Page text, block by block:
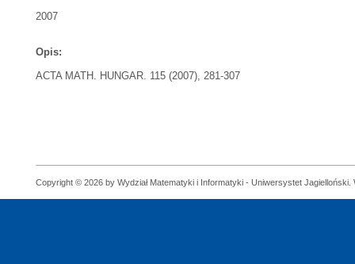
2007
Opis:
ACTA MATH. HUNGAR. 115 (2007), 281-307
Copyright © 2026 by Wydział Matematyki i Informatyki - Uniwersystet